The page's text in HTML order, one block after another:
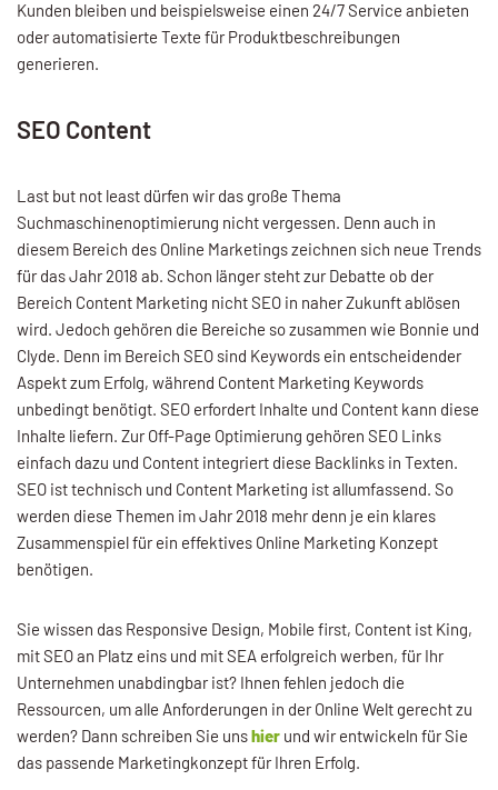
Kunden bleiben und beispielsweise einen 24/7 Service anbieten
oder automatisierte Texte für Produktbeschreibungen
generieren.
SEO Content
Last but not least dürfen wir das große Thema
Suchmaschinenoptimierung nicht vergessen. Denn auch in
diesem Bereich des Online Marketings zeichnen sich neue Trends
für das Jahr 2018 ab. Schon länger steht zur Debatte ob der
Bereich Content Marketing nicht SEO in naher Zukunft ablösen
wird. Jedoch gehören die Bereiche so zusammen wie Bonnie und
Clyde. Denn im Bereich SEO sind Keywords ein entscheidender
Aspekt zum Erfolg, während Content Marketing Keywords
unbedingt benötigt. SEO erfordert Inhalte und Content kann diese
Inhalte liefern. Zur Off-Page Optimierung gehören SEO Links
einfach dazu und Content integriert diese Backlinks in Texten.
SEO ist technisch und Content Marketing ist allumfassend. So
werden diese Themen im Jahr 2018 mehr denn je ein klares
Zusammenspiel für ein effektives Online Marketing Konzept
benötigen.
Sie wissen das Responsive Design, Mobile first, Content ist King,
mit SEO an Platz eins und mit SEA erfolgreich werben, für Ihr
Unternehmen unabdingbar ist? Ihnen fehlen jedoch die
Ressourcen, um alle Anforderungen in der Online Welt gerecht zu
werden? Dann schreiben Sie unshier und wir entwickeln für Sie
das passende Marketingkonzept für Ihren Erfolg.